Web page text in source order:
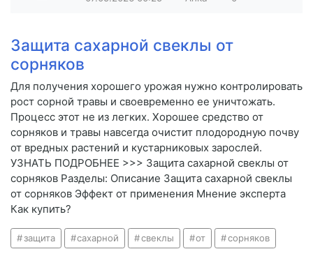
Защита сахарной свеклы от
сорняков
Для получения хорошего урожая нужно контролировать
рост сорной травы и своевременно ее уничтожать.
Процесс этот не из легких. Хорошее средство от
сорняков и травы навсегда очистит плодородную почву
от вредных растений и кустарниковых зарослей.
УЗНАТЬ ПОДРОБНЕЕ >>> Защита сахарной свеклы от
сорняков Разделы: Описание Защита сахарной свеклы
от сорняков Эффект от применения Мнение эксперта
Как купить?
защита сахарной свеклы от сорняков